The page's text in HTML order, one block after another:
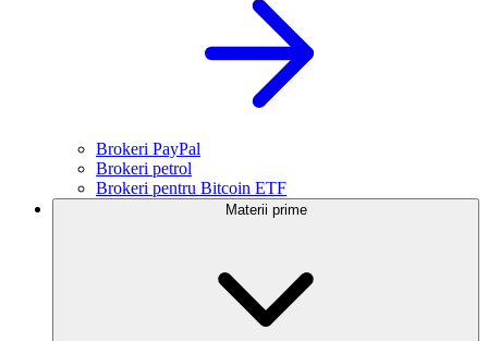
Brokeri PayPal
Brokeri petrol
Brokeri pentru Bitcoin ETF
Materii prime